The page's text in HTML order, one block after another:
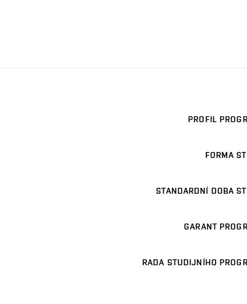
PROFIL
FORMA
STANDARDNÍ DOBA
GARANT
RADA STUDIJNÍHO